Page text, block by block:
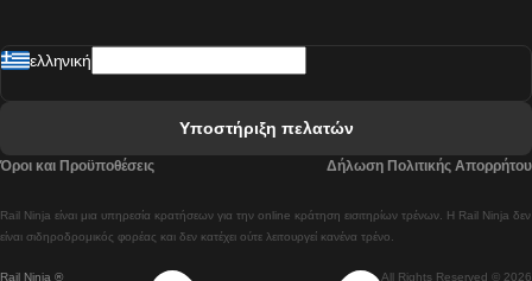
Λισαβόνα προς Λάγος Tρένο
Rail Ninja ® All Rights Reserved © 2026
Rail Ninja είναι μια υπηρεσία κρατήσεων για την online κράτηση εισιτηρίων τρένων. Η Rail Ninja δεν
είναι σιδηροδρομικός φορέας και δεν κατέχει ούτε λειτουργεί κανένα τρένο.
ελληνική
Υποστήριξη πελατών
Όροι και Προϋποθέσεις Δήλωση Πολιτικής Απορρήτου